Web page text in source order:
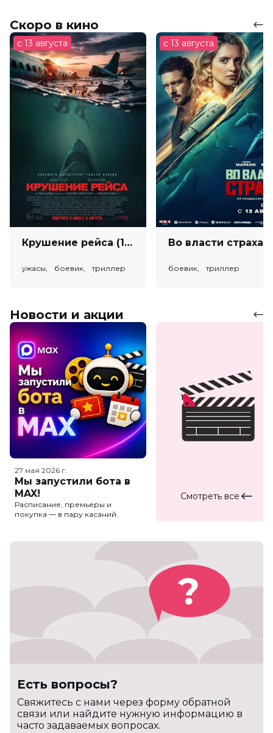
Скоро в кино
с 13 августа
Крушение рейса (18+)
ужасы, боевик, триллер
с 13 августа
боевик, триллер
Новости и акции
27 мая 2026 г.
Мы запустили бота в
MAX!
Расписание, премьеры и
покупка — в пару касаний.
Смотреть все
Есть вопросы?
Cвяжитесь с нами через форму обратной
связи или найдите нужную информацию в
часто задаваемых вопросах.